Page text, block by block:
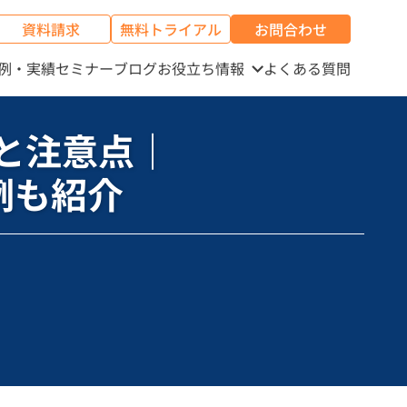
資料請求 無料トライアル
お問合わせ
・実績セミナーブログお役立ち情報 よくある質問
意点｜
も紹介